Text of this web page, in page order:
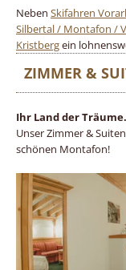
Neben Skifahren
Silbertal / Montafon /
Kristbergein
ZIMMER &
Ihr Land der Träume.
Unser Zimmer &
schönen Montafon!